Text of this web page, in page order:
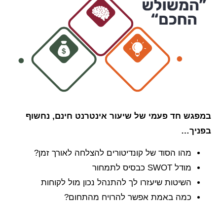
במפגש חד פעמי של שיעור אינטרנט חינם, נחשוף
בפניך…
מהו הסוד של קונדיטורים להצלחה לאורך זמן?
מודל SWOT כבסיס לתמחור
השיטות שיעזרו לך להתנהל נכון מול לקוחות
כמה באמת אפשר להרויח מהתחום?